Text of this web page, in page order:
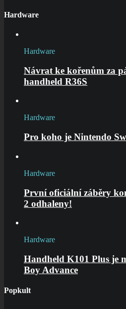
Hardware
Hardware
Návrat ke kořenům za
handheld R36S
Hardware
Pro koho je Nintendo
Hardware
První oficiální záběry
2 odhaleny!
Hardware
Handheld K101 Plus je
Boy Advance
Popkult